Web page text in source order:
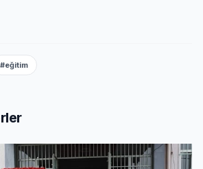
#eğitim